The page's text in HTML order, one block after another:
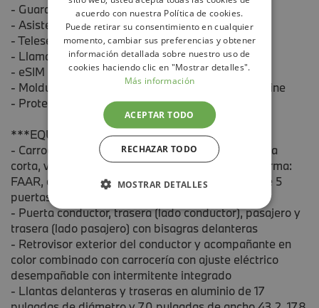
- Guardia activa
- Asistente de estacionamiento
- Teleservicios
- Llamada de emergencia
- eSIM personal
- Molduras exteriores M en negro brillo Shadow Line
- Protección activa para peatones
***EQUIPAMIENTO SERIE INCLUIDO***
- Carrocería tipo todoterreno con 5 puertas, batalla
corta, volante al lado izquierdo, código de plataforma:
FAAR, carrocería & puertas (local): todoterreno de 5
puertas
- Puerta conductor, trasera (lado conductor), pasajero y
trasera (lado pasajero) con bisagras delanteras
- Retrovisor exterior del conductor y acompañante en
color combinado con carrocería con ajuste eléctrico
desempañable con intermitente integrado
- Llantas delanteras y traseras en aluminio de 17
acuerdo con nuestra Política de cookies.
Puede retirar su consentimiento en cualquier
momento, cambiar sus preferencias y obtener
información detallada sobre nuestro uso de
cookies haciendo clic en "Mostrar detalles".
Más información
ACEPTAR TODO
RECHAZAR TODO
MOSTRAR DETALLES